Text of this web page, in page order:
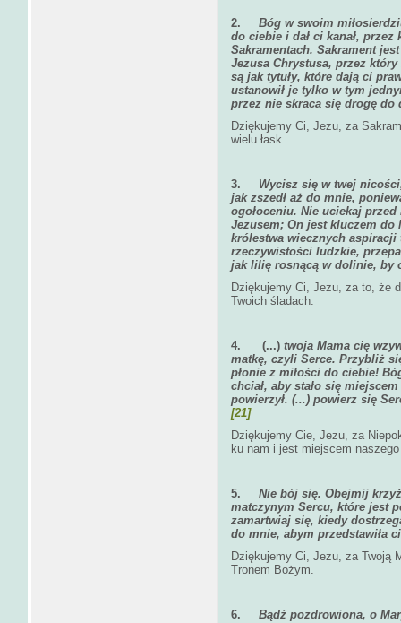
2. Bóg w swoim
do ciebie i dał ci kanał,
Sakramentach. Sakrament
Jezusa Chrystusa, przez
są jak tytuły, które dają ci
ustanowił je tylko w tym
przez nie skraca się drogę do
Dziękujemy Ci, Jezu, za
wielu łask.
3. Wycisz się w twej
jak zszedł aż do mnie,
ogołoceniu. Nie uciekaj
Jezusem; On jest kluczem do
królestwa wiecznych aspiracji
rzeczywistości ludzkie,
jak lilię rosnącą w dolinie, by
Dziękujemy Ci, Jezu, za to, że
Twoich śladach.
4. (...) twoja Mama cię
matkę, czyli Serce. Przybliż
płonie z miłości do ciebie!
chciał, aby stało się
powierzył. (...) powierz się
[21]
Dziękujemy Cie, Jezu, za
ku nam i jest miejscem
5. Nie bój się. Obejmij
matczynym Sercu, które jest
zamartwiaj się, kiedy
do mnie, abym przedstawiła
Dziękujemy Ci, Jezu, za Twoją
Tronem Bożym.
6. Bądź pozdrowiona, o